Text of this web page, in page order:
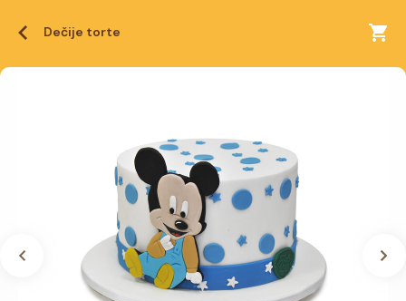
Dečije torte